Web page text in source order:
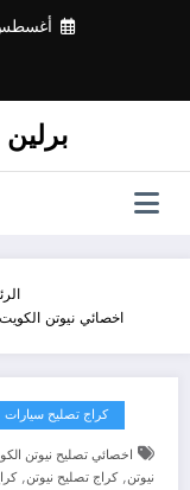
أغسطس 10,
اخصائي نيوتن الكويت / 99527787 / كراج تصليح
كراج تصليح سيارات
اخصائي تصليح نيوتن
نيوتن,كراج تصليح نيوتن,